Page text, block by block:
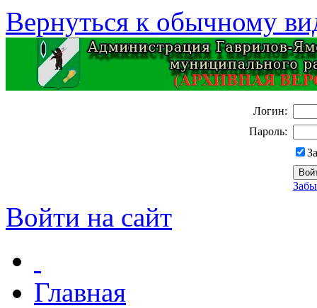
Вернуться к обычному
Логин:
Пароль:
Войти на сайт
Главная